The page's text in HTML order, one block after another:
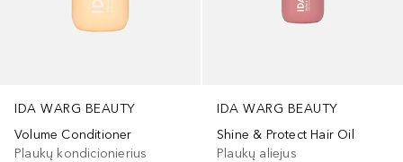
IDA WARG BEAUTY
Volume Conditioner
Plaukų kondicionierius
IDA WARG BEAUTY
Shine & Protect Hair Oil
Plaukų aliejus